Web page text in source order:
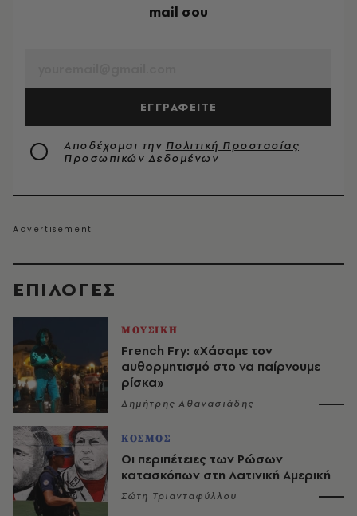
EΠΙΛΟΓΈΣ
ΜΟΥΣΙΚΗ
French Fry: «Χάσαμε τον
αυθορμητισμό στο να παίρνουμε
ρίσκα»
Δημήτρης Αθανασιάδης
ΚΟΣΜΟΣ
Οι περιπέτειες των Ρώσων
κατασκόπων στη Λατινική Αμερική
Σώτη Τριανταφύλλου
mail σου
ΕΓΓΡΑΦΕΙΤΕ
Αποδέχομαι την Πολιτική Προστασίας
Προσωπικών Δεδομένων